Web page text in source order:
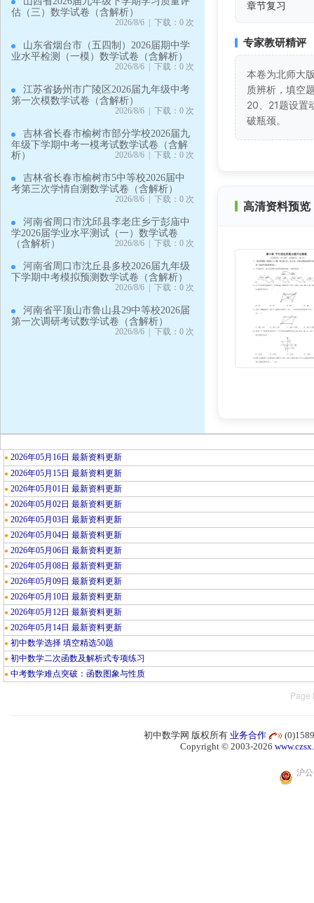
估（三）数学试卷（含解析）
2026/8/6 | 下载：0 次
山东省烟台市（五四制）2026届期中学
业水平检测（一模）数学试卷（含解析）
2026/8/6 | 下载：0 次
江苏省扬州市广陵区2026届九年级中考
第一次模数学试卷（含解析）
2026/8/6 | 下载：0 次
吉林省长春市榆树市部分学校2026届九
年级下学期中考一模考试数学试卷（含解
析）
2026/8/6 | 下载：0 次
吉林省长春市榆树市5中等校2026届中
考第三次学情自测数学试卷（含解析）
2026/8/6 | 下载：0 次
河南省周口市沈邱县李老庄乡亍彭庙中
学2026届学业水平测试（一）数学试卷
（含解析）
2026/8/6 | 下载：0 次
河南省周口市沈丘县多校2026届九年级
下学期中考模拟预测数学试卷（含解析）
2026/8/6 | 下载：0 次
河南省平顶山市鲁山县29中等校2026届
第一次调研考试数学试卷（含解析）
2026/8/6 | 下载：0 次
章节复习
专家教研精评
本卷为北师大
质辨析，填空
20、21题设置
破瓶颈。
高清资料预
● 2026年05月16日 最新资料更新
● 2026年05月15日 最新资料更新
● 2026年05月01日 最新资料更新
● 2026年05月02日 最新资料更新
● 2026年05月03日 最新资料更新
● 2026年05月04日 最新资料更新
● 2026年05月06日 最新资料更新
● 2026年05月08日 最新资料更新
● 2026年05月09日 最新资料更新
● 2026年05月10日 最新资料更新
● 2026年05月12日 最新资料更新
● 2026年05月14日 最新资料更新
● 初中数学选择 填空精选50题
● 初中数学二次函数及解析式专项练习
● 中考数学难点突破：函数图象与性质
Page
初中数学网 版权所有 业务合作
Copyright © 2003-2026
沪公